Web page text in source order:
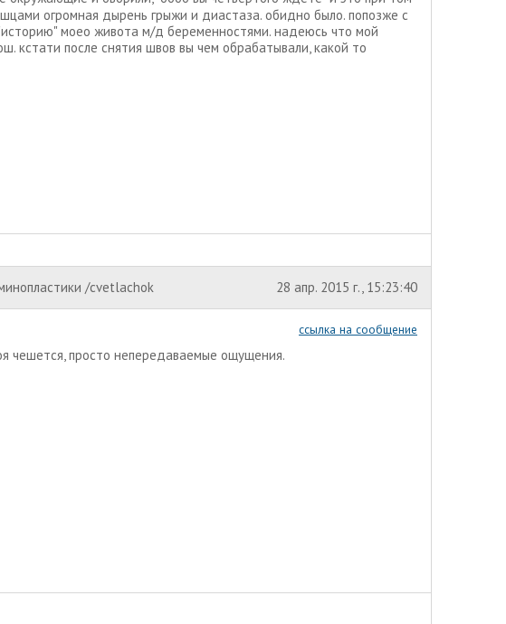
огромная дырень грыжи и диастаза. обидно было. попозже с
моео живота м/д беременностями. надеюсь что мой
кстати после снятия швов вы чем обрабатывали, какой то
/cvetlachok 28 апр. 2015 г., 15:23:40
ссылка на сообщение
чешется, просто непередаваемые ощущения.